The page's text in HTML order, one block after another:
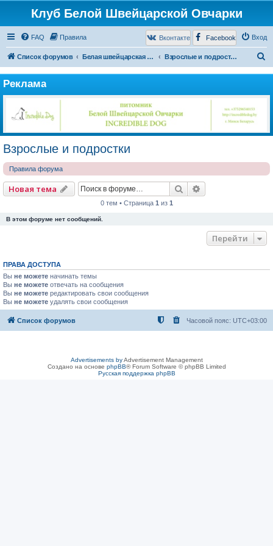
Клуб Белой Швейцарской Овчарки
FAQ Правила Вход
Вконтакте Facebook
Список форумов Белая швейцарская овчарка Взрослые и подростки
Реклама
Взрослые и подростки
Правила форума
Новая тема Поиск
0 тем • Страница 1 из 1
В этом форуме нет сообщений.
Перейти
ПРАВА ДОСТУПА
Вы не можете начинать темы
Вы не можете отвечать на сообщения
Вы не можете редактировать свои сообщения
Вы не можете удалять свои сообщения
Список форумов Часовой пояс: UTC+03:00
Advertisements byAdvertisement Management
Создано на основе phpBB® Forum Software © phpBB Limited
Русская поддержка phpBB